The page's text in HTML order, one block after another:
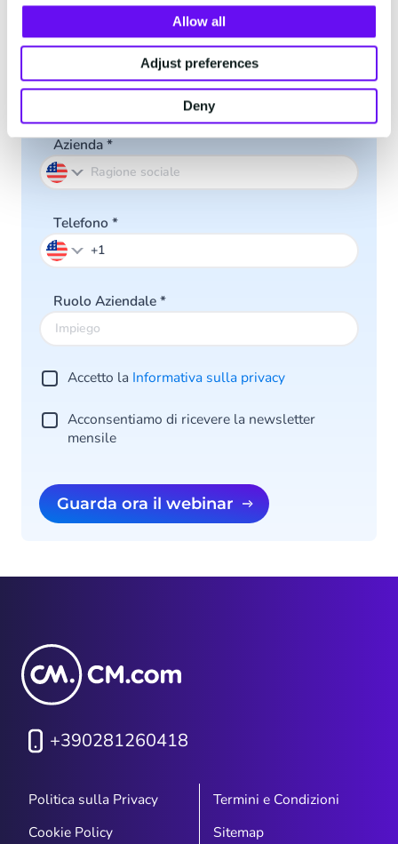
Allow all
Adjust preferences
Deny
Email Aziendale*
Azienda*
Telefono *
Ruolo Aziendale*
Accetto la Informativa sulla privacy
Acconsentiamo di ricevere la newsletter
mensile
Guarda ora il webinar
+390281260418
Politica sulla Privacy
Termini e Condizioni
Cookie Policy
Sitemap